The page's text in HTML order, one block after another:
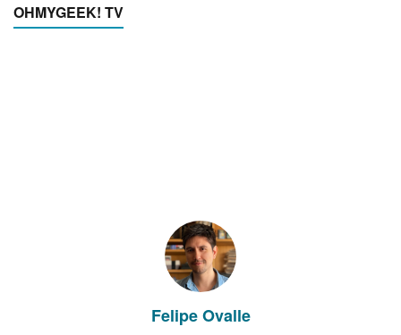
OHMYGEEK! TV
Felipe Ovalle